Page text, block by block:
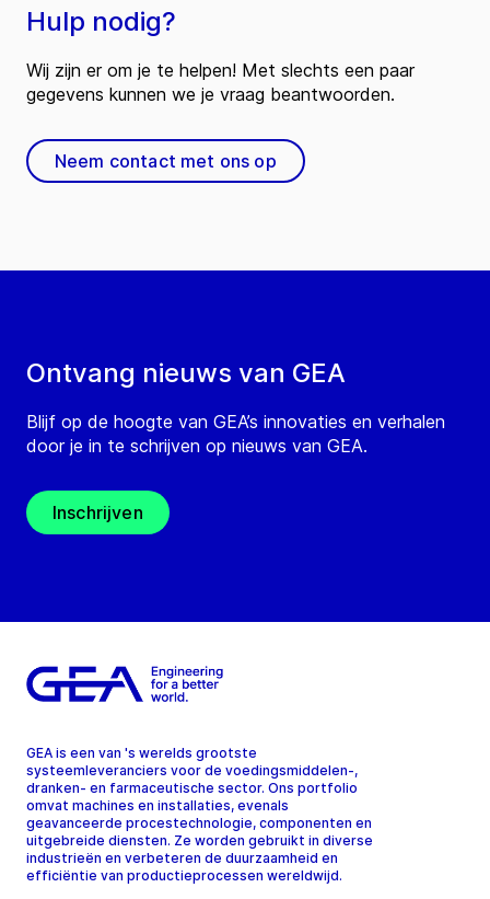
Ontvang nieuws van GEA
Blijf op de hoogte van GEA’s innovaties en verhalen
door je in te schrijven op nieuws van GEA.
Inschrijven
Hulp nodig?
Wij zijn er om je te helpen! Met slechts een paar
gegevens kunnen we je vraag beantwoorden.
Neem contact met ons op
GEA is een van 's werelds grootste
systeemleveranciers voor de voedingsmiddelen-,
dranken- en farmaceutische sector. Ons portfolio
omvat machines en installaties, evenals
geavanceerde procestechnologie, componenten en
uitgebreide diensten. Ze worden gebruikt in diverse
industrieën en verbeteren de duurzaamheid en
efficiëntie van productieprocessen wereldwijd.